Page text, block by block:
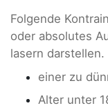
Folgende
oder absolutes
lasern
einer zu
Alter unter